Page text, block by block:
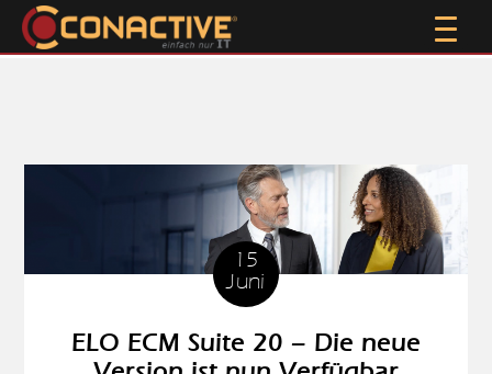
15
Juni
ELO ECM Suite 20 – Die neue